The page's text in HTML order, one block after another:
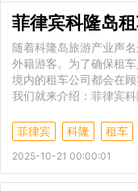
菲律宾科隆岛
随着科隆岛旅游产业声
外籍游客。为了确保租
境内的租车公司都会在
我们就来介绍：菲律宾
菲律宾 科隆 租车
2025-10-21 00:00:01